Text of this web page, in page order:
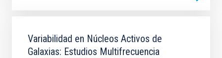
Variabilidad en Núcleos Activos de
Galaxias: Estudios Multifrecuencia